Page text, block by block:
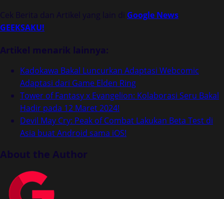
Cek Berita dan Artikel yang lain di Google News
GEEKSAKU!
Artikel menarik lainnya:
Kadokawa Bakal Luncurkan Adaptasi Webcomic
Adaptasi dari Game Elden Ring
Tower of Fantasy x Evangelion: Kolaborasi Seru Bakal
Hadir pada 12 Maret 2024!
Devil May Cry: Peak of Combat Lakukan Beta Test di
Asia buat Android sama iOS!
About the Author